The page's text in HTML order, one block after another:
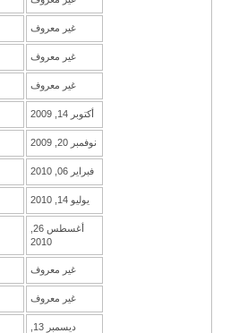
غير معروف
غير معروف
غير معروف
أكتوبر 14, 2009
نوفمبر 20, 2009
فبراير 06, 2010
يوليو 14, 2010
2010
غير معروف
غير معروف